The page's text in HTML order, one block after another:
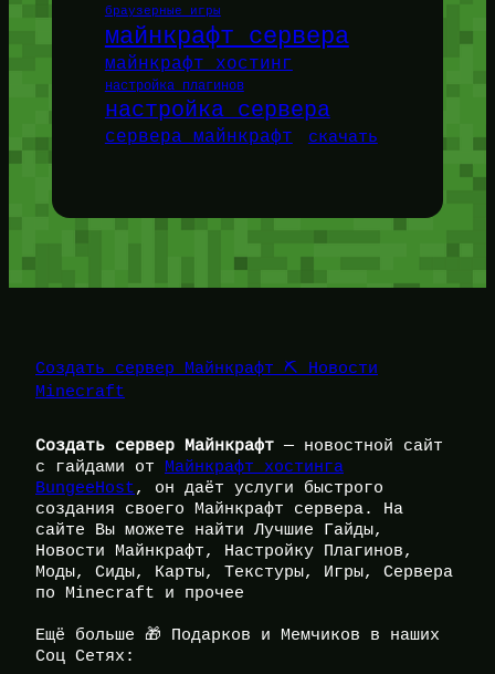
браузерные игры
майнкрафт сервера
майнкрафт хостинг
настройка плагинов
настройка сервера
сервера майнкрафт скачать
Создать сервер Майнкрафт ⛏️ Новости
Minecraft
Создать сервер Майнкрафт — новостной сайт
с гайдами от Майнкрафт хостинга
BungeeHost, он даёт услуги быстрого
создания своего Майнкрафт сервера. На
сайте Вы можете найти Лучшие Гайды,
Новости Майнкрафт, Настройку Плагинов,
Моды, Сиды, Карты, Текстуры, Игры, Сервера
по Minecraft и прочее
Ещё больше 🎁 Подарков и Мемчиков в наших
Соц Сетях: